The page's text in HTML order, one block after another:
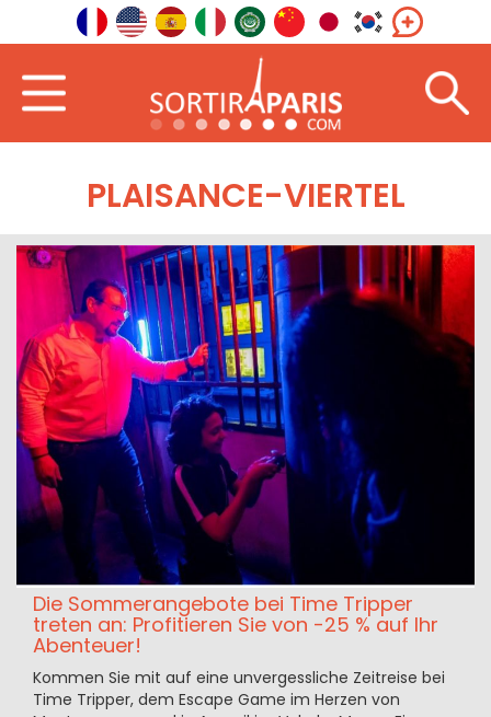
PLAISANCE-VIERTEL
Die Sommerangebote bei Time Tripper
treten an: Profitieren Sie von -25 % auf Ihr
Abenteuer!
Kommen Sie mit auf eine unvergessliche Zeitreise bei
Time Tripper, dem Escape Game im Herzen von